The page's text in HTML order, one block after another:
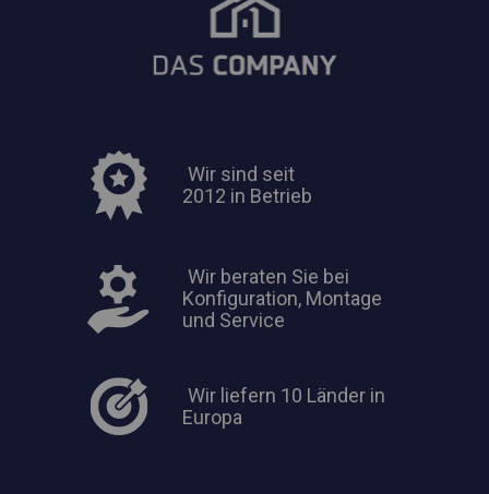
Wir sind seit
2012 in Betrieb
Wir beraten Sie bei
Konfiguration, Montage
und Service
Wir liefern 10 Länder in
Europa